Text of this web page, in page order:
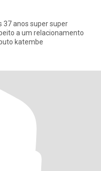
37 anos super super
katembe